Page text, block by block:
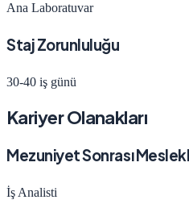
Ana Laboratuvar
Staj Zorunluluğu
30-40 iş günü
Kariyer Olanakları
Mezuniyet Sonrası
İş Analisti